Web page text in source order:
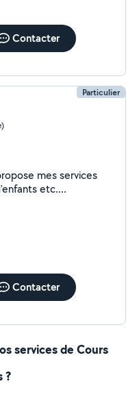
et prendre soins
cours d'anglais et
Contacter
Particulier
mes services
etc....
Contacter
services de Cours
?